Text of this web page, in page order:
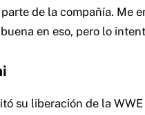
de la compañía. Me
en eso, pero lo
su liberación de la